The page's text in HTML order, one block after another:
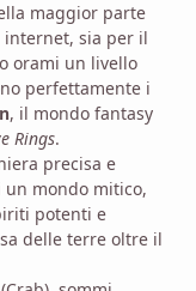
maggior parte
sia per il
orami un livello
perfettamente i
, il mondo fantasy
Rings.
precisa e
mondo mitico,
potenti e
delle terre oltre il